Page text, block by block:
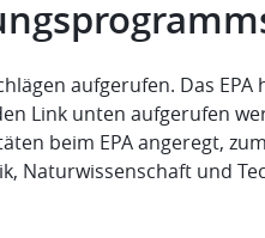
aufgerufen. Das EPA
Link unten aufgerufen
beim EPA angeregt,
Naturwissenschaft und